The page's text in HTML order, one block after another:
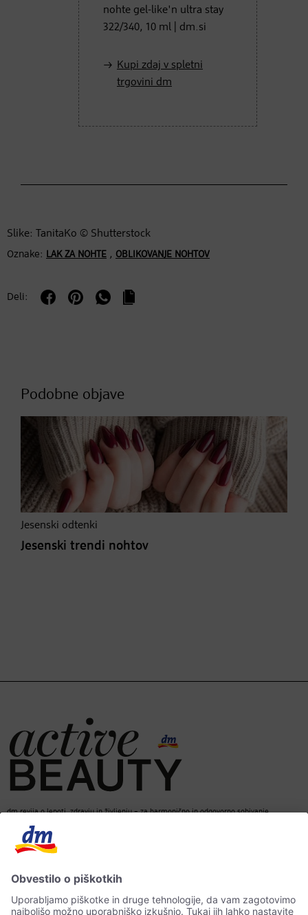
nohte gel-like'n ultra stay
322/340, 10 ml | dm.si
Kupi zdaj v spletni
trgovini dm
Slike: TanitaKo © Shutterstock
Oznake: LAK ZA NOHTE , OBLIKOVANJE NOHTOV
Deli:
Podobne objave
Jesenski odtenki
Jesenski trendi nohtov
dm revija o lepoti, zdravju in življenju – za harmonično in odgovorno sobivanje.